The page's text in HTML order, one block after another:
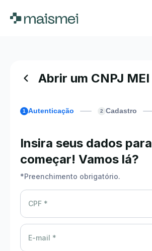
Abrir um CNPJ MEI
1 Autenticação 2 Cadastro
Insira seus dados para
começar! Vamos lá?
*Preenchimento obrigatório.
CPF *
E-mail *